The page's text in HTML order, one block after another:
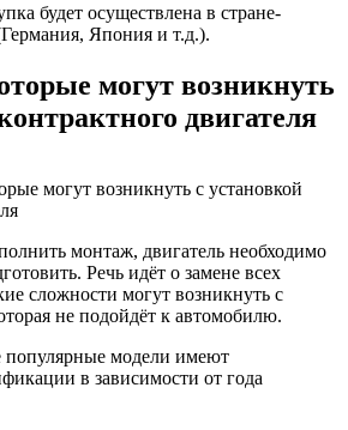
будет осуществлена в стране-
Япония и т.д.).
могут возникнуть
двигателя
монтаж, двигатель необходимо
Речь идёт о замене всех
сложности могут возникнуть с
не подойдёт к автомобилю.
популярные модели имеют
в зависимости от года